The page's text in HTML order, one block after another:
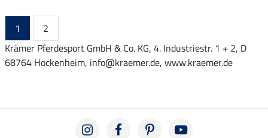
1
2
Krämer Pferdesport GmbH & Co. KG, 4. Industriestr. 1 + 2, D
68764 Hockenheim, info@kraemer.de, www.kraemer.de